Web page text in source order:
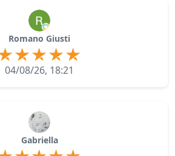
Romano Giusti
04/08/26, 18:21
Gabriella